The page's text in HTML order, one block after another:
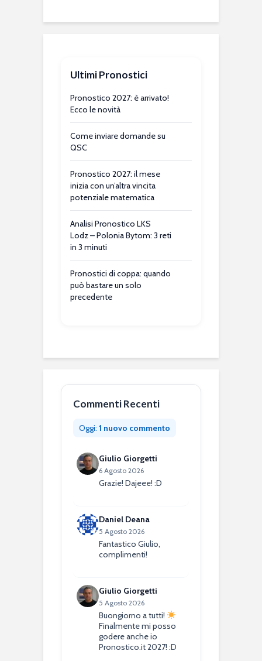
Ultimi Pronostici
Pronostico 2027: è arrivato!
Ecco le novità
Come inviare domande su
QSC
Pronostico 2027: il mese
inizia con un’altra vincita
potenziale matematica
Analisi Pronostico LKS
Lodz – Polonia Bytom: 3 reti
in 3 minuti
Pronostici di coppa: quando
può bastare un solo
precedente
Commenti Recenti
Oggi: 1 nuovo commento
Giulio Giorgetti
6 Agosto 2026
Grazie! Dajeee! :D
Daniel Deana
5 Agosto 2026
Fantastico Giulio,
complimenti!
Giulio Giorgetti
5 Agosto 2026
Buongiorno a tutti!
Finalmente mi posso
godere anche io
Pronostico.it 2027! :D